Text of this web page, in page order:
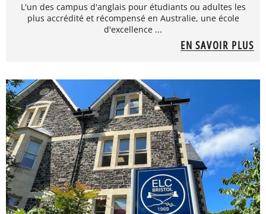
L'un des campus d'anglais pour étudiants ou adultes les
plus accrédité et récompensé en Australie, une école
d'excellence ...
EN SAVOIR PLUS